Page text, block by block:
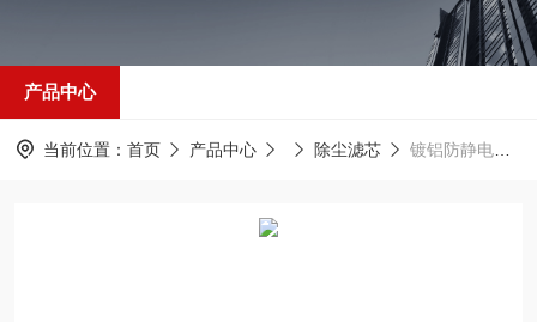
产品中心
当前位置： 首页 产品中心 除尘滤芯 镀铝防静电除尘滤筒高效粉尘滤芯325*900mm